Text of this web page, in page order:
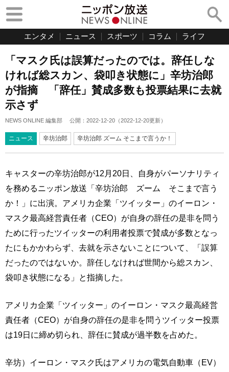
エンタメ ニュース スポーツ コラム ライフ
「マスク氏は誤算だったのでは。辞任しな
ければ総スカン、袋叩き状態に」辛坊治郎
が指摘 「辞任」賛成多数も投票結果に去就
示さず
NEWS ONLINE 編集部 公開： 2022-12-20 （2022-12-20更新）
ニュース 辛坊治郎 辛坊治郎 ズーム そこまで言うか！
キャスターの辛坊治郎が12月20日、自身がパーソナリティ
を務めるニッポン放送「辛坊治郎 ズーム そこまで言う
か！」に出演。アメリカ企業「ツイッター」のイーロン・
マスク最高経営責任者（CEO）が自身の辞任の是非を問う
ために行ったツイッターの利用者投票で賛成が多数となっ
たにもかかわらず、去就を示さないことについて、「誤算
だったのではないか。辞任しなければ世間から総スカン、
袋叩き状態になる」と指摘した。
アメリカ企業「ツイッター」のイーロン・マスク最高経営
責任者（CEO）が自身の辞任の是非を問うツイッター投票
は19日に締め切られ、辞任に賛成が過半数を占めた。
辛坊）イーロン・マスク氏はアメリカの電気自動車（EV）